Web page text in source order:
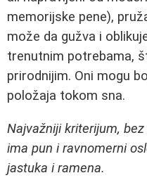
memorijske pene),
može da gužva i
trenutnim potrebama,
prirodnijim. Oni mogu
položaja tokom sna.
Najvažniji kriterijum,
ima pun i ravnomerni
jastuka i ramena.